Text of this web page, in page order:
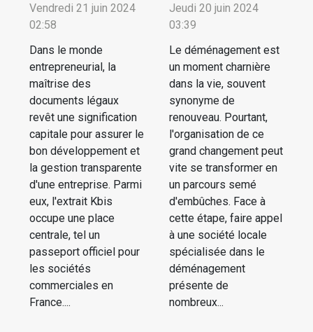
Vendredi 21 juin 2024
02:58
Dans le monde
entrepreneurial, la
maîtrise des
documents légaux
revêt une signification
capitale pour assurer le
bon développement et
la gestion transparente
d'une entreprise. Parmi
eux, l'extrait Kbis
occupe une place
centrale, tel un
passeport officiel pour
les sociétés
commerciales en
France....
Jeudi 20 juin 2024
03:39
Le déménagement est
un moment charnière
dans la vie, souvent
synonyme de
renouveau. Pourtant,
l'organisation de ce
grand changement peut
vite se transformer en
un parcours semé
d'embûches. Face à
cette étape, faire appel
à une société locale
spécialisée dans le
déménagement
présente de
nombreux...